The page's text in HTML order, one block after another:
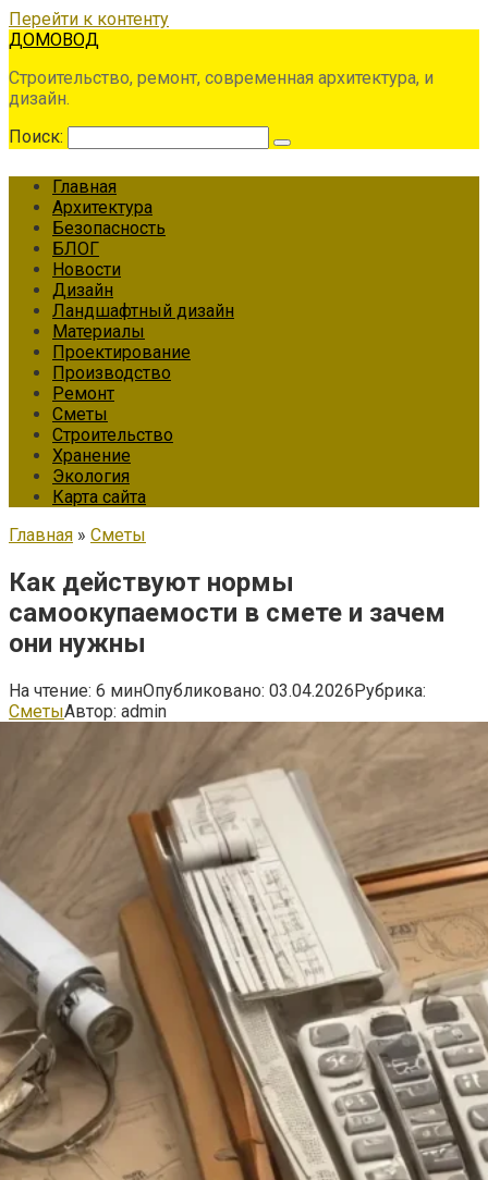
Перейти к контенту
ДОМОВОД
Строительство, ремонт, современная архитектура, и
дизайн.
Поиск:
Главная
Архитектура
Безопасность
БЛОГ
Новости
Дизайн
Ландшафтный дизайн
Материалы
Проектирование
Производство
Ремонт
Сметы
Строительство
Хранение
Экология
Карта сайта
Главная » Сметы
Как действуют нормы
самоокупаемости в смете и зачем
они нужны
На чтение: 6 минОпубликовано: 03.04.2026Рубрика:
СметыАвтор: admin